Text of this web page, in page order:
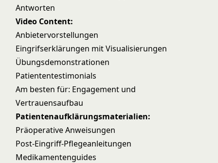
Antworten
Video Content:
Anbietervorstellungen
Eingrifserklärungen mit Visualisierungen
Übungsdemonstrationen
Patiententestimonials
Am besten für: Engagement und
Vertrauensaufbau
Patientenaufklärungsmaterialien:
Präoperative Anweisungen
Post-Eingriff-Pflegeanleitungen
Medikamentenguides